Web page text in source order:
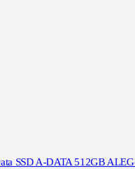
SSD A-DATA 512GB